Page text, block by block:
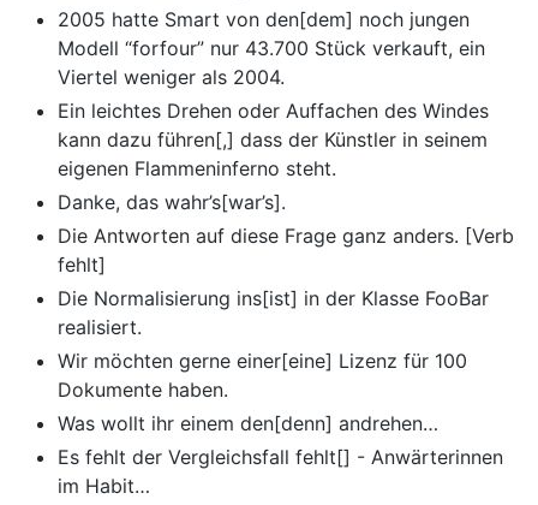
2005 hatte Smart von den[dem] noch jungen
Modell “forfour” nur 43.700 Stück verkauft, ein
Viertel weniger als 2004.
Ein leichtes Drehen oder Auffachen des Windes
kann dazu führen[,] dass der Künstler in seinem
eigenen Flammeninferno steht.
Danke, das wahr’s[war’s].
Die Antworten auf diese Frage ganz anders. [Verb
fehlt]
Die Normalisierung ins[ist] in der Klasse FooBar
realisiert.
Wir möchten gerne einer[eine] Lizenz für 100
Dokumente haben.
Was wollt ihr einem den[denn] andrehen…
Es fehlt der Vergleichsfall fehlt[] - Anwärterinnen
im Habit…